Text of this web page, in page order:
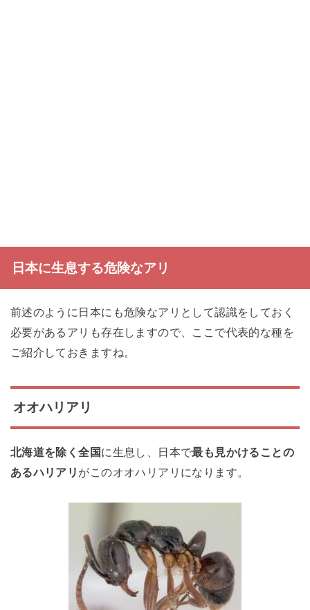
日本に生息する危険なアリ
前述のように日本にも危険なアリとして認識をしておく
必要があるアリも存在しますので、ここで代表的な種を
ご紹介しておきますね。
オオハリアリ
北海道を除く全国に生息し、日本で最も見かけることの
あるハリアリ がこのオオハリアリになります。